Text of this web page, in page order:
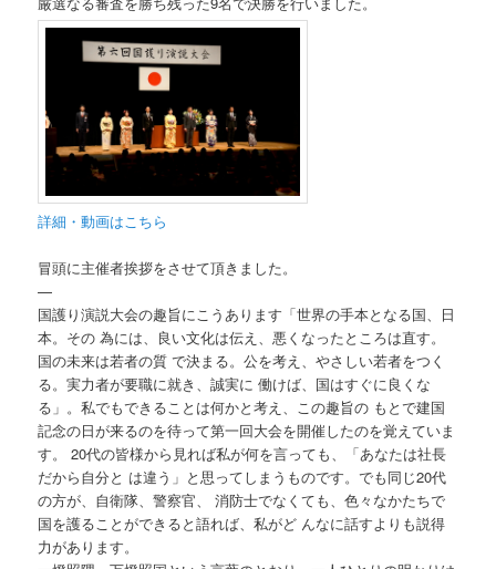
詳細・動画はこちら
冒頭に主催者挨拶をさせて頂きました。
—
国護り演説大会の趣旨にこうあります「世界の手本となる国、日
本。その 為には、良い文化は伝え、悪くなったところは直す。
国の未来は若者の質 で決まる。公を考え、やさしい若者をつく
る。実力者が要職に就き、誠実に 働けば、国はすぐに良くな
る」。私でもできることは何かと考え、この趣旨の もとで建国
記念の日が来るのを待って第一回大会を開催したのを覚えていま
す。 20代の皆様から見れば私が何を言っても、「あなたは社長
だから自分と は違う」と思ってしまうものです。でも同じ20代
の方が、自衛隊、警察官、 消防士でなくても、色々なかたちで
国を護ることができると語れば、私がど んなに話すよりも説得
力があります。